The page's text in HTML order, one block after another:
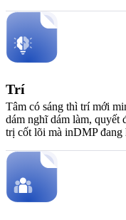
Trí
Tâm có sáng thì trí mới
dám nghĩ dám làm, quyết
trị cốt lõi mà inDMP đang